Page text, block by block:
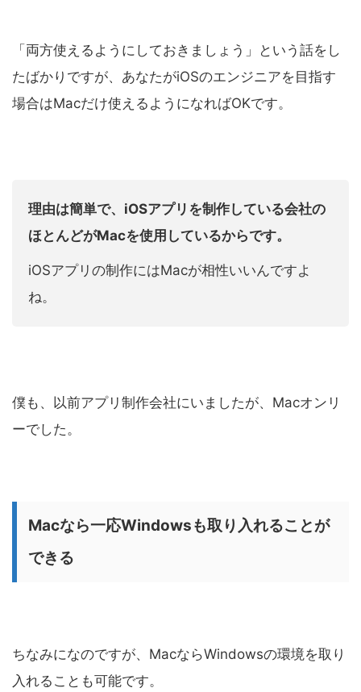
「両方使えるようにしておきましょう」という話をし
たばかりですが、あなたがiOSのエンジニアを目指す
場合はMacだけ使えるようになればOKです。
理由は簡単で、iOSアプリを制作している会社の
ほとんどがMacを使用しているからです。
iOSアプリの制作にはMacが相性いいんですよ
ね。
僕も、以前アプリ制作会社にいましたが、Macオンリ
ーでした。
Macなら一応Windowsも取り入れることが
できる
ちなみになのですが、MacならWindowsの環境を取り
入れることも可能です。